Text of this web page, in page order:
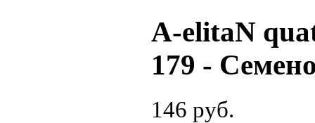
A-elitaN
179 -
146 руб.